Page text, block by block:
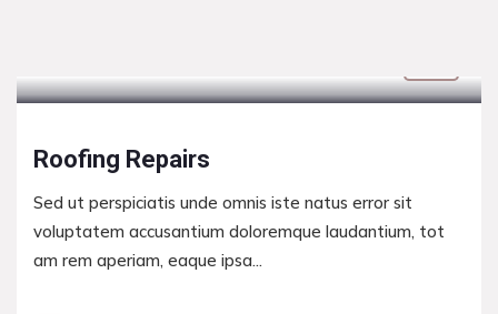
Roofing Repairs
Sed ut perspiciatis unde omnis iste natus error sit
voluptatem accusantium doloremque laudantium, tot
am rem aperiam, eaque ipsa...